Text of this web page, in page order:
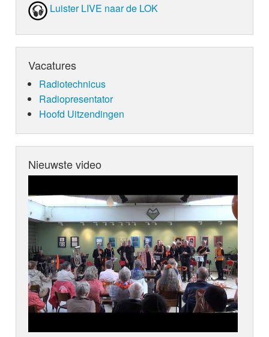
Luister LIVE naar de LOK
Vacatures
Radiotechnicus
Radiopresentator
Hoofd Uitzendingen
Nieuwste video